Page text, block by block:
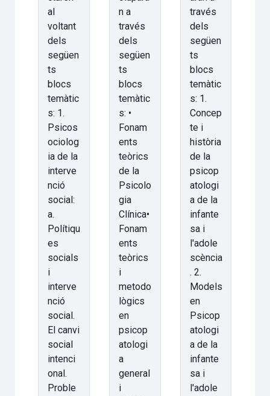
al
voltant
dels
següen
ts
blocs
temàtic
s: 1.
Psicos
ociolog
ia de la
interve
nció
social:
a.
Polítiqu
es
socials
i
interve
nció
social.
El canvi
social
intenci
onal.
Proble
n a
través
dels
següen
ts
blocs
temàtic
s: •
Fonam
ents
teòrics
de la
Psicolo
gia
Clínica•
Fonam
ents
teòrics
i
metodo
lògics
en
psicop
atologi
a
general
i
través
dels
següen
ts
blocs
temàtic
s: 1.
Concep
te i
història
de la
psicop
atologi
a de la
infante
sa i
l'adole
scència
. 2.
Models
en
Psicop
atologi
a de la
infante
sa i
l'adole